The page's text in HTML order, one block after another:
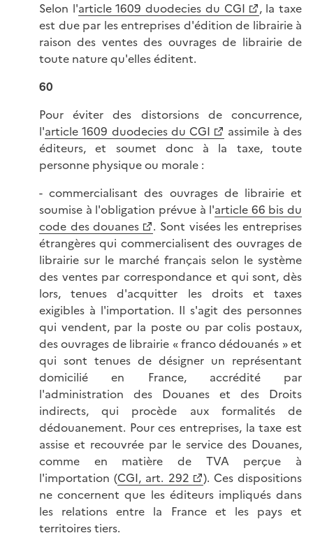
Selon l'article 1609 duodecies du CGI
, la taxe
est due par les entreprises d'édition de librairie à
raison des ventes des ouvrages de librairie de
toute nature qu'elles éditent.
60
Pour éviter des distorsions de concurrence,
l'article 1609 duodecies du CGI
assimile à des
éditeurs, et soumet donc à la taxe, toute
personne physique ou morale :
- commercialisant des ouvrages de librairie et
soumise à l'obligation prévue à l'article 66 bis du
code des douanes
. Sont visées les entreprises
étrangères qui commercialisent des ouvrages de
librairie sur le marché français selon le système
des ventes par correspondance et qui sont, dès
lors, tenues d'acquitter les droits et taxes
exigibles à l'importation. Il s'agit des personnes
qui vendent, par la poste ou par colis postaux,
des ouvrages de librairie « franco dédouanés » et
qui sont tenues de désigner un représentant
domicilié en France, accrédité par
l'administration des Douanes et des Droits
indirects, qui procède aux formalités de
dédouanement. Pour ces entreprises, la taxe est
assise et recouvrée par le service des Douanes,
comme en matière de TVA perçue à
l'importation (CGI, art. 292
). Ces dispositions
ne concernent que les éditeurs impliqués dans
les relations entre la France et les pays et
territoires tiers.